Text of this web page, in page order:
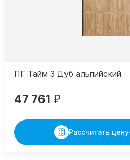
ПГ Тайм 3 Дуб альпийский
47 761 ₽
Рассчитать цену